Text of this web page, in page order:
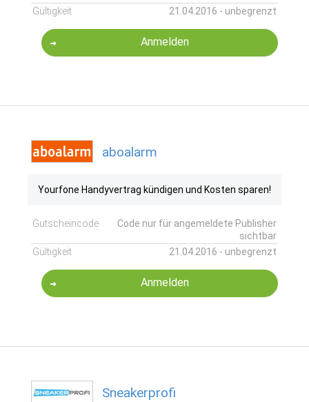
Gültigkeit
21.04.2016 - unbegrenzt
Anmelden
aboalarm
Yourfone Handyvertrag kündigen und Kosten sparen!
Gutscheincode
Code nur für angemeldete Publisher
sichtbar
Gültigkeit
21.04.2016 - unbegrenzt
Anmelden
Sneakerprofi